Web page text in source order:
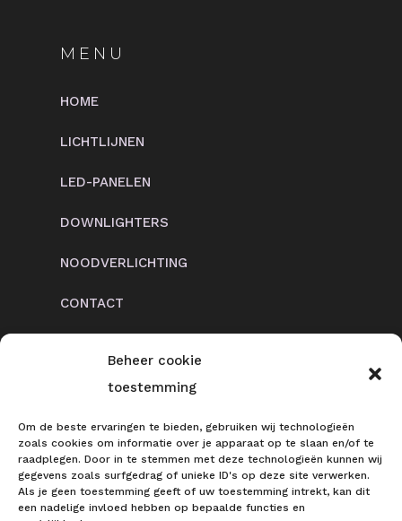
Beheer cookie
toestemming
Om de beste ervaringen te bieden, gebruiken wij technologieën
zoals cookies om informatie over je apparaat op te slaan en/of te
raadplegen. Door in te stemmen met deze technologieën kunnen wij
gegevens zoals surfgedrag of unieke ID's op deze site verwerken.
Als je geen toestemming geeft of uw toestemming intrekt, kan dit
een nadelige invloed hebben op bepaalde functies en
MENU
HOME
LICHTLIJNEN
LED-PANELEN
DOWNLIGHTERS
NOODVERLICHTING
CONTACT
CONTACT
Ringlaan 5
6961 KJ Eerbeek
0313 74 57 65